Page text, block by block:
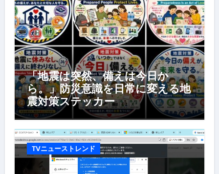
「地震は突然、備えは今日か
ら。」防災意識を日常に変える地
震対策ステッカー
TVニューストレンド